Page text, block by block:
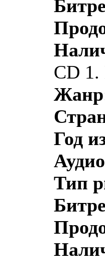
CD 1.
Жанр
Год
Тип